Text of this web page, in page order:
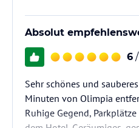
Absolut
6
Sehr schönes und
Minuten von Olimpia
Ruhige Gegend,